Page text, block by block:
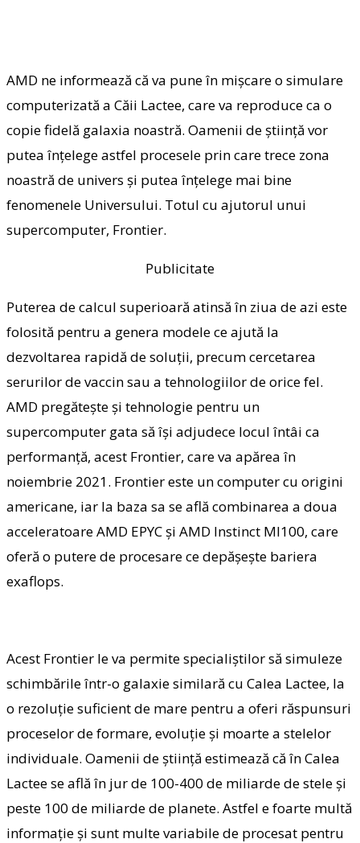
AMD ne informează că va pune în mişcare o simulare
computerizată a Căii Lactee, care va reproduce ca o
copie fidelă galaxia noastră. Oamenii de ştiinţă vor
putea înţelege astfel procesele prin care trece zona
noastră de univers şi putea înţelege mai bine
fenomenele Universului. Totul cu ajutorul unui
supercomputer, Frontier.
Publicitate
Puterea de calcul superioară atinsă în ziua de azi este
folosită pentru a genera modele ce ajută la
dezvoltarea rapidă de soluţii, precum cercetarea
serurilor de vaccin sau a tehnologiilor de orice fel.
AMD pregăteşte şi tehnologie pentru un
supercomputer gata să îşi adjudece locul întâi ca
performanţă, acest Frontier, care va apărea în
noiembrie 2021. Frontier este un computer cu origini
americane, iar la baza sa se află combinarea a doua
acceleratoare AMD EPYC şi AMD Instinct MI100, care
oferă o putere de procesare ce depăşeşte bariera
exaflops.
Acest Frontier le va permite specialiştilor să simuleze
schimbările într-o galaxie similară cu Calea Lactee, la
o rezoluţie suficient de mare pentru a oferi răspunsuri
proceselor de formare, evoluţie şi moarte a stelelor
individuale. Oamenii de ştiinţă estimează că în Calea
Lactee se află în jur de 100-400 de miliarde de stele şi
peste 100 de miliarde de planete. Astfel e foarte multă
informaţie şi sunt multe variabile de procesat pentru